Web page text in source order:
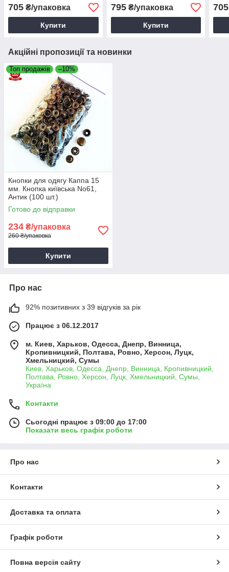
705 ₴/упаковка
Купити
795₴/упаковка
Купити
705
Акційні пропозиції та новинки
Топ продажів –10%
Кнопки для одягу Каппа 15
мм. Кнопка київська No61,
Антик (100 шт.)
Готово до відправки
234 ₴/упаковка
260 ₴/упаковка
Купити
Про нас
92% позитивних з 39 відгуків за рік
Працює з 06.12.2017
м. Киев, Харьков, Одесса, Днепр, Винница,
Кропивницкий, Полтава, Ровно, Херсон, Луцк,
Хмельницкий, Сумы
Киев, Харьков, Одесса, Днепр, Винница, Кропивницкий,
Полтава, Ровно, Херсон, Луцк, Хмельницкий, Сумы,
Україна
Контакти
Сьогодні працює з 09:00 до 17:00
Показати весь графік роботи
Про нас
Контакти
Доставка та оплата
Графік роботи
Повна версія сайту